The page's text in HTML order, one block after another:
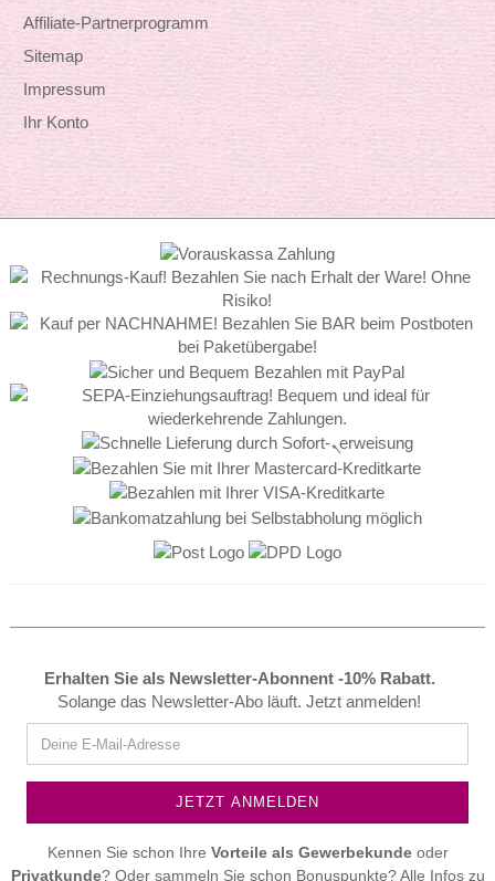
Affiliate-Partnerprogramm
Sitemap
Impressum
Ihr Konto
Erhalten Sie als Newsletter-Abonnent -10% Rabatt.
Solange das Newsletter-Abo läuft. Jetzt anmelden!
Kennen Sie schon Ihre Vorteile als Gewerbekundeoder
Privatkunde? Oder sammeln Sie schon Bonuspunkte? Alle Infos zu